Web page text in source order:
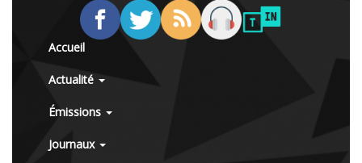
Accueil
Actualité
Émissions
Journaux